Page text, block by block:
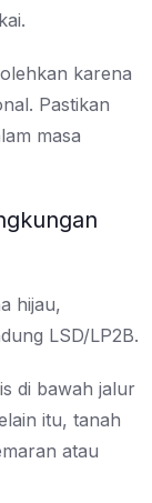
karena
Pastikan
masa
hijau,
LSD/LP2B.
di bawah jalur
itu, tanah
atau